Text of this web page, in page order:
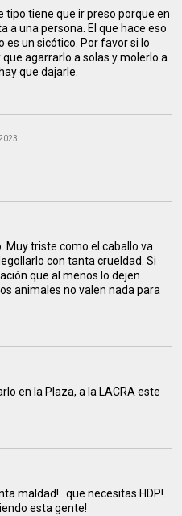
tipo tiene que ir preso porque en
a una persona. El que hace eso
es un sicótico. Por favor si lo
que agarrarlo a solas y molerlo a
que dajarle.
Muy triste como el caballo va
con tanta crueldad. Si
que al menos lo dejen
animales no valen nada para
en la Plaza, a la LACRA este
maldad!.. que necesitas HDP!.
esta gente!